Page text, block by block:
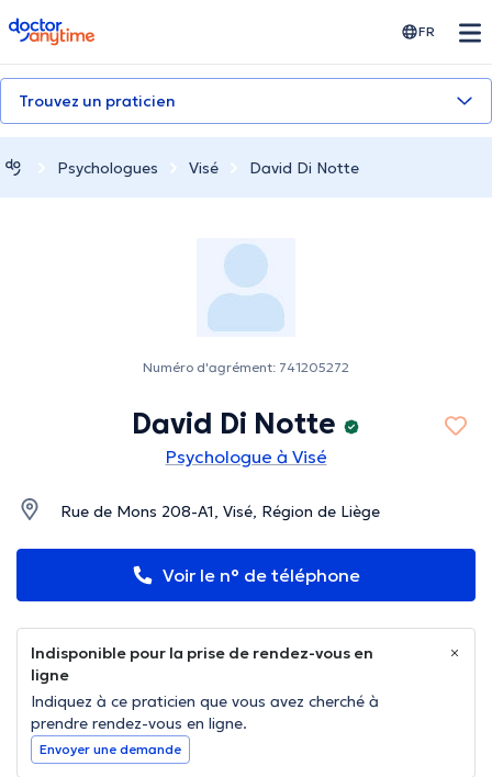
doctoranytime FR
Trouvez un praticien
Psychologues Visé David Di Notte
Numéro d'agrément: 741205272
David Di Notte
Psychologue à Visé
Rue de Mons 208-A1, Visé, Région de Liège
Voir le n° de téléphone
Indisponible pour la prise de rendez-vous en
ligne
Indiquez à ce praticien que vous avez cherché à
prendre rendez-vous en ligne.
Envoyer une demande